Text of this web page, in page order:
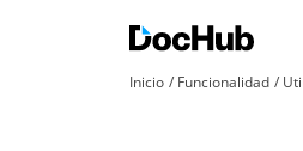
Inicio Funcionalidad